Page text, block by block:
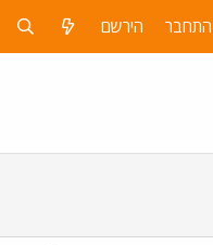
התחבר הירשם